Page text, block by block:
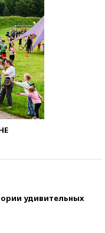
удивительных